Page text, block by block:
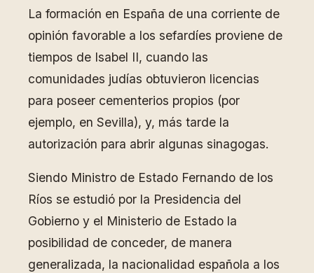
La formación en España de una corriente de
opinión favorable a los sefardíes proviene de
tiempos de Isabel II, cuando las
comunidades judías obtuvieron licencias
para poseer cementerios propios (por
ejemplo, en Sevilla), y, más tarde la
autorización para abrir algunas sinagogas.
Siendo Ministro de Estado Fernando de los
Ríos se estudió por la Presidencia del
Gobierno y el Ministerio de Estado la
posibilidad de conceder, de manera
generalizada, la nacionalidad española a los